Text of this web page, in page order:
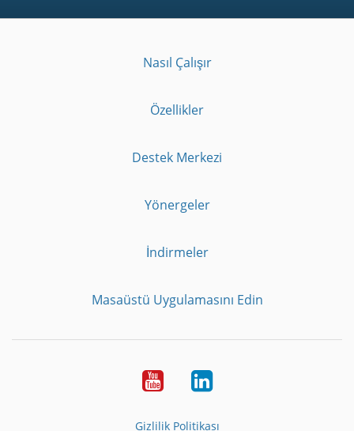
Nasıl Çalışır
Özellikler
Destek Merkezi
Yönergeler
İndirmeler
Masaüstü Uygulamasını Edin
YoutubeLinkedIn
Gizlilik Politikası